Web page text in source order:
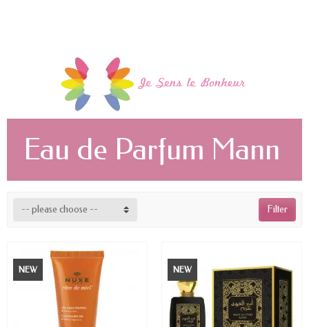
Eau de Parfum Mann
Filter
-- please choose --
NEW NEW